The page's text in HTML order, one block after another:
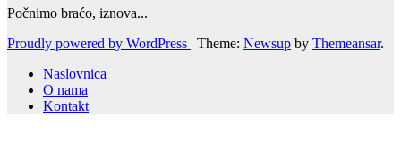
Počnimo braćo, iznova...
Proudly powered by WordPress | Theme: Newsup by Themeansar.
Naslovnica
O nama
Kontakt